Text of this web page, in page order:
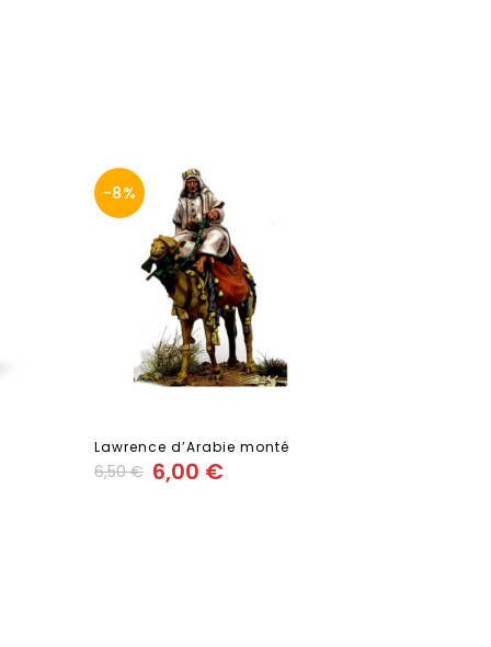
-8%
Lawrence d’Arabie monté
6,50€ 6,00 €